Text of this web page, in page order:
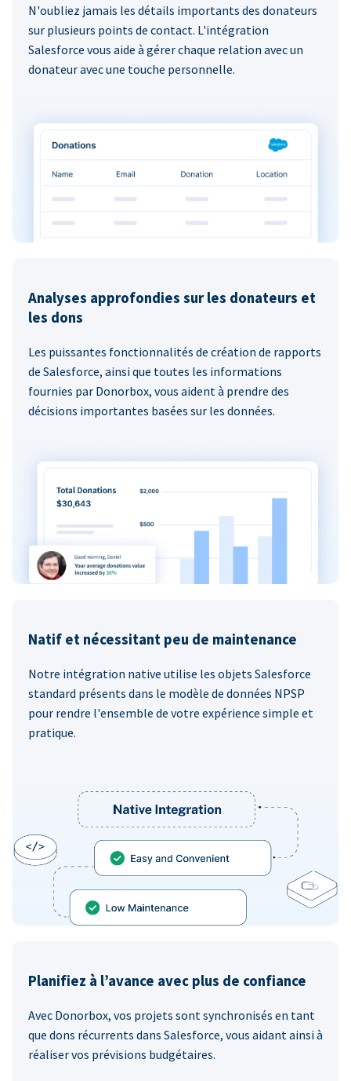
N'oubliez jamais les détails importants des donateurs
sur plusieurs points de contact. L'intégration
Salesforce vous aide à gérer chaque relation avec un
donateur avec une touche personnelle.
Analyses approfondies sur les donateurs et
les dons
Les puissantes fonctionnalités de création de rapports
de Salesforce, ainsi que toutes les informations
fournies par Donorbox, vous aident à prendre des
décisions importantes basées sur les données.
Natif et nécessitant peu de maintenance
Notre intégration native utilise les objets Salesforce
standard présents dans le modèle de données NPSP
pour rendre l'ensemble de votre expérience simple et
pratique.
Planifiez à l’avance avec plus de confiance
Avec Donorbox, vos projets sont synchronisés en tant
que dons récurrents dans Salesforce, vous aidant ainsi à
réaliser vos prévisions budgétaires.